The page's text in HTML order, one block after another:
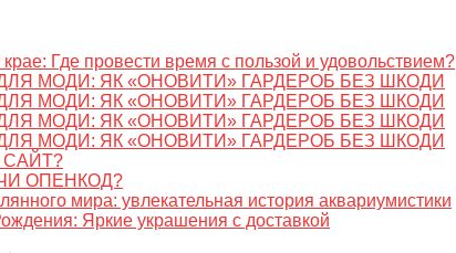
Где провести время с пользой и удовольствием?
МОДИ: ЯК «ОНОВИТИ» ГАРДЕРОБ БЕЗ ШКОДИ
МОДИ: ЯК «ОНОВИТИ» ГАРДЕРОБ БЕЗ ШКОДИ
МОДИ: ЯК «ОНОВИТИ» ГАРДЕРОБ БЕЗ ШКОДИ
МОДИ: ЯК «ОНОВИТИ» ГАРДЕРОБ БЕЗ ШКОДИ
ОПЕНКОД?
мира: увлекательная история аквариумистики
Яркие украшения с доставкой